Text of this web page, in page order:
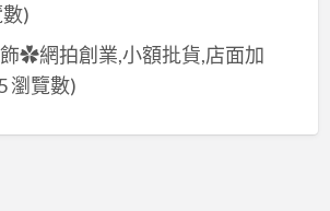
)
✿網拍創業,小額批貨,店面加
瀏覽數)